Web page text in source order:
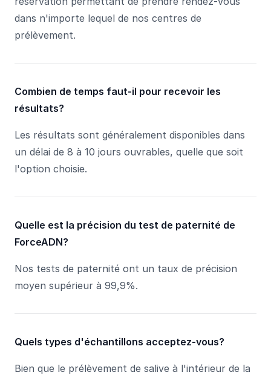
dans n'importe lequel de nos centres de
prélèvement.
Combien de temps faut-il pour recevoir les
résultats?
Les résultats sont généralement disponibles dans
un délai de 8 à 10 jours ouvrables, quelle que soit
l'option choisie.
Quelle est la précision du test de paternité de
ForceADN?
Nos tests de paternité ont un taux de précision
moyen supérieur à 99,9%.
Quels types d'échantillons acceptez-vous?
Bien que le prélèvement de salive à l'intérieur de la